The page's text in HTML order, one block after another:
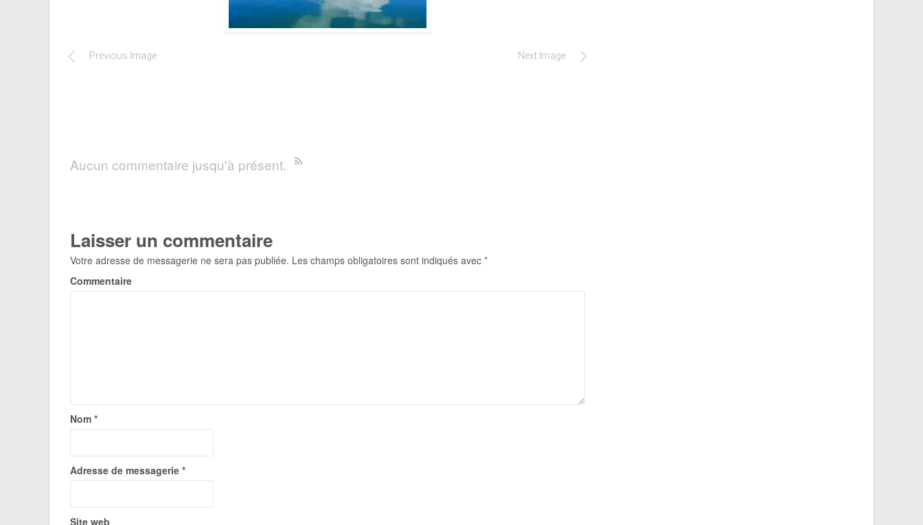
Previous Image Next Image
Aucun commentaire jusqu'à présent.
Laisser un commentaire
Votre adresse de messagerie ne sera pas publiée. Les champs obligatoires sont indiqués avec *
Commentaire
Nom *
Adresse de messagerie *
Site web